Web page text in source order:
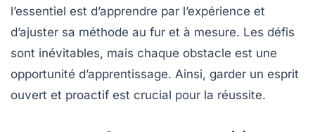
l’essentiel est d’apprendre par l’expérience et
d’ajuster sa méthode au fur et à mesure. Les défis
sont inévitables, mais chaque obstacle est une
opportunité d’apprentissage. Ainsi, garder un esprit
ouvert et proactif est crucial pour la réussite.